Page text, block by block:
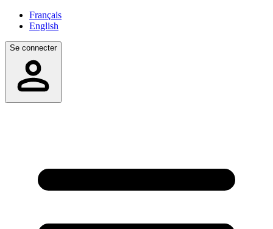
Français
English
Se connecter